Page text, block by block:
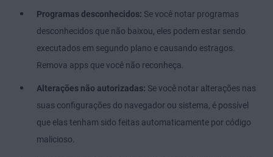
Programas desconhecidos: Se você notar programas
desconhecidos que não baixou, eles podem estar sendo
executados em segundo plano e causando estragos.
Remova apps que você não reconheça.
Alterações não autorizadas: Se você notar alterações nas
suas configurações do navegador ou sistema, é possível
que elas tenham sido feitas automaticamente por código
malicioso.